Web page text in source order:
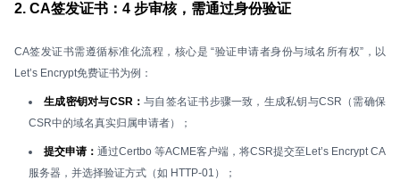
2. CA签发证书：4 步审核，需通过身份验证
CA签发证书需遵循标准化流程，核心是 “验证申请者身份与域名所有权”，以
Let’s Encrypt免费证书为例：
生成密钥对与CSR：与自签名证书步骤一致，生成私钥与CSR（需确保
CSR中的域名真实归属申请者）；
提交申请： 通过Certbo 等ACME客户端，将CSR提交至Let’s Encrypt CA
服务器，并选择验证方式（如 HTTP-01）；